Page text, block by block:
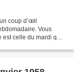
coup d’œil
Vous
est celle du mardi qui